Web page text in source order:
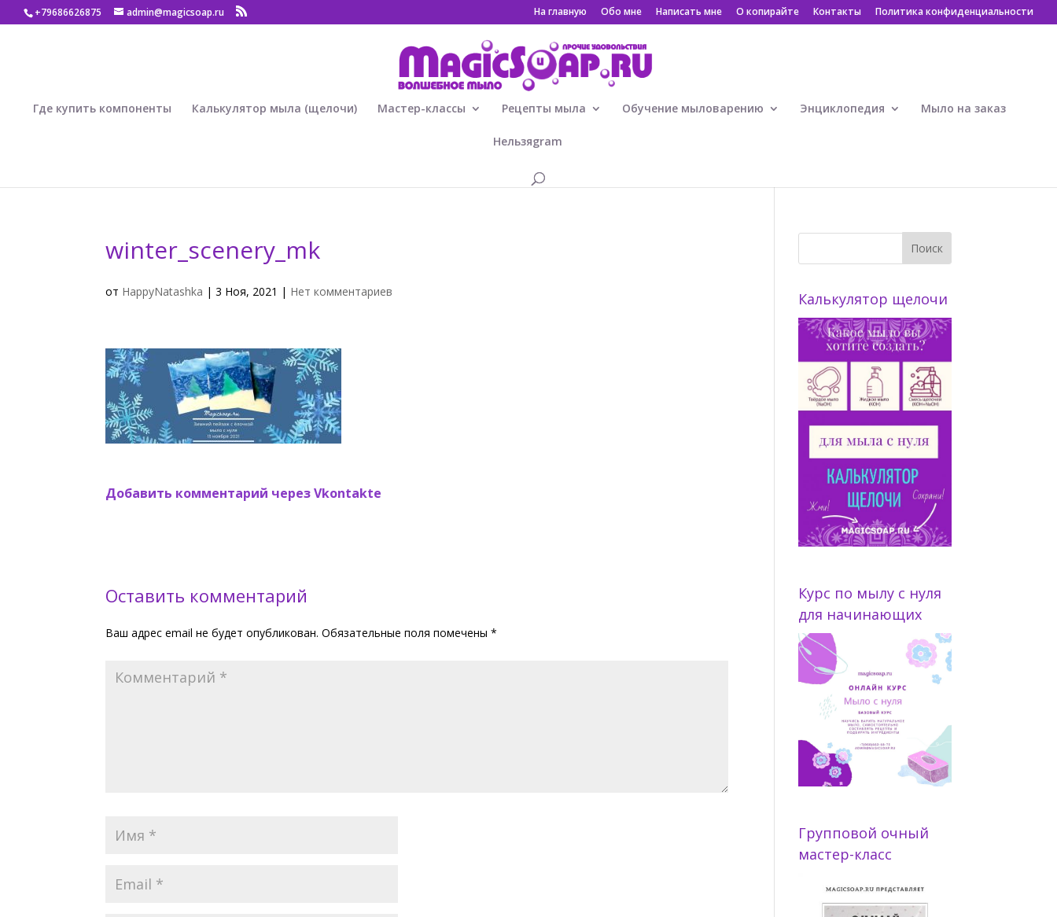
+79686626875 admin@magicsoap.ru На главную Обо мне Написать мне О копирайте Контакты Политика конфиденциальности
Где купить компоненты Калькулятор мыла (щелочи) Мастер-классы Рецепты мыла Обучение мыловарению Энциклопедия Мыло на заказ
Нельзяgram
winter_scenery_mk
от HappyNatashka |3 Ноя, 2021 | Нет комментариев
Добавить комментарий через Vkontakte
Оставить комментарий
Ваш адрес email не будет опубликован. Обязательные поля помечены*
Калькулятор щелочи
Курс по мылу с нуля
для начинающих
Групповой очный
мастер-класс